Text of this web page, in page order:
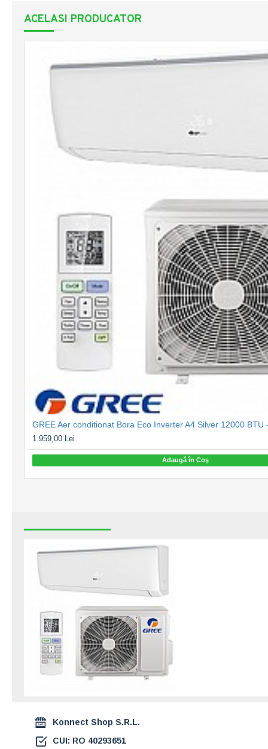
ACELASI PRODUCATOR
1.959,00 Lei
Adaugă în Coş
Konnect Shop S.R.L.
CUI: RO 40293651